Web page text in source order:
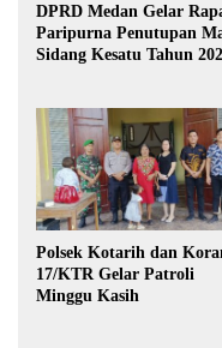
DPRD Medan Gelar
Paripurna Penutupan
Sidang Kesatu Tahun
Polsek Kotarih dan
17/KTR Gelar Patroli
Minggu Kasih